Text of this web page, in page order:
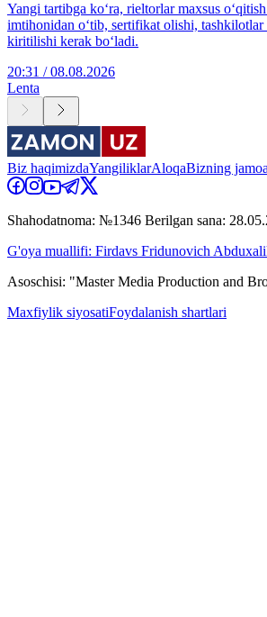
Yangi tartibga ko‘ra, rieltorlar maxsus
imtihonidan o‘tib, sertifikat olishi, tashkilotlar
kiritilishi kerak bo‘ladi.
20:31 / 08.08.2026
Lenta
Biz haqimizdaYangiliklarAloqaBizning
Shahodatnoma: №1346 Berilgan sana:
G'oya muallifi: Firdavs Fridunovich
Asoschisi: "Master Media Production and
Maxfiylik siyosatiFoydalanish shartlari